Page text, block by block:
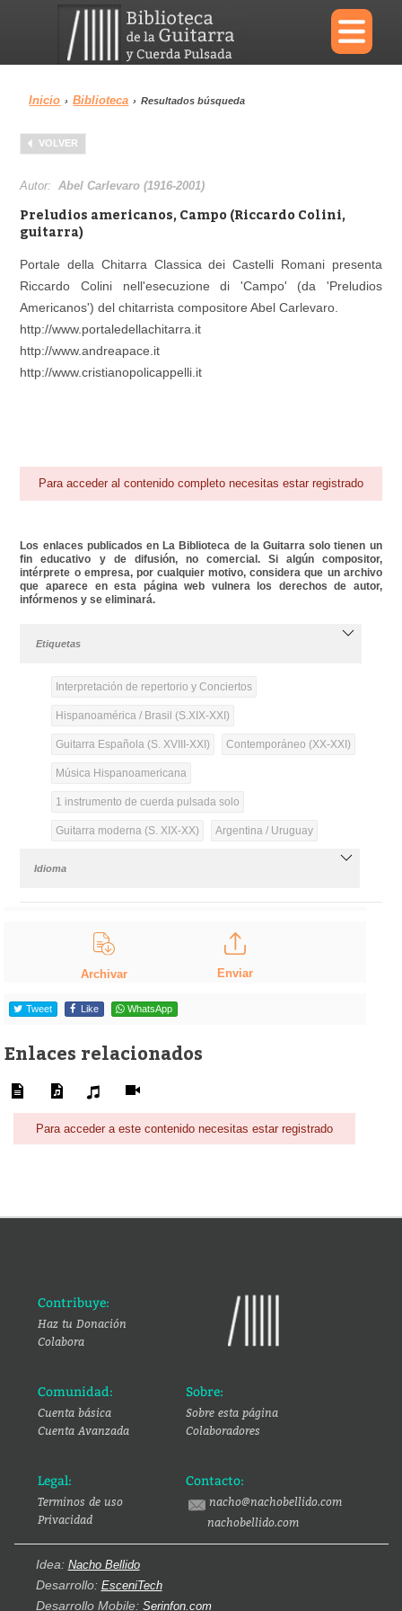
×
Menu
Biblioteca
Reproductor
Inicio › Biblioteca › Resultados búsqueda
VOLVER
Autor:Abel Carlevaro (1916-2001)
Preludios americanos, Campo (Riccardo Colini,
guitarra)
Portale della Chitarra Classica dei Castelli Romani presenta
Riccardo Colini nell'esecuzione di 'Campo' (da 'Preludios
Americanos') del chitarrista compositore Abel Carlevaro.
http://www.portaledellachitarra.it
http://www.andreapace.it
http://www.cristianopolicappelli.it
Para acceder al contenido completo necesitas estar registrado
Los enlaces publicados en La Biblioteca de la Guitarra solo tienen un
fin educativo y de difusión, no comercial. Si algún compositor,
intérprete o empresa, por cualquier motivo, considera que un archivo
que aparece en esta página web vulnera los derechos de autor,
infórmenos y se eliminará.
Etiquetas
Interpretación de repertorio y Conciertos
Hispanoamérica / Brasil (S.XIX-XXI)
Guitarra Española (S. XVIII-XXI) Contemporáneo (XX-XXI)
Música Hispanoamericana
1 instrumento de cuerda pulsada solo
Guitarra moderna (S. XIX-XX) Argentina / Uruguay
Idioma
Archivar Enviar
Tweet Like WhatsApp
Enlaces relacionados
Para acceder a este contenido necesitas estar registrado
Contribuye:
Haz tu Donación
Colabora
Comunidad:
Cuenta básica
Cuenta Avanzada
Sobre:
Sobre esta página
Colaboradores
Legal:
Terminos de uso
Privacidad
Contacto:
nacho@nachobellido.com
nachobellido.com
Idea: Nacho Bellido
Desarrollo: EsceniTech
Desarrollo Mobile: Serinfon.com